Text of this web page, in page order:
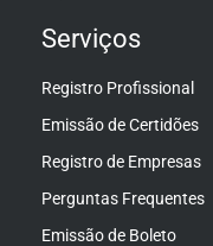
Serviços
Registro Profissional
Emissão de Certidões
Registro de Empresas
Perguntas Frequentes
Emissão de Boleto